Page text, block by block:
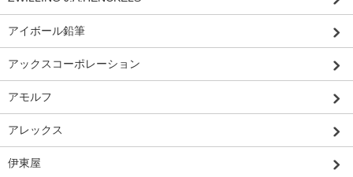
アイボール鉛筆
アックスコーポレーション
アモルフ
アレックス
伊東屋